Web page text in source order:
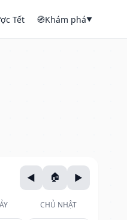
Tết 🧭Khám phá▼
CHỦ NHẬT